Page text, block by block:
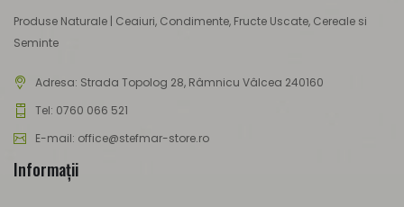
Produse Naturale | Ceaiuri, Condimente, Fructe Uscate, Cereale si
Seminte
Adresa: Strada Topolog 28, Râmnicu Vâlcea 240160
Tel: 0760 066 521
E-mail: office@stefmar-store.ro
Informaţii